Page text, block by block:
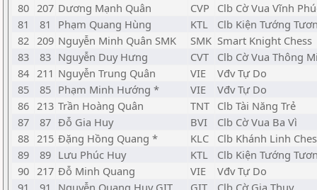
80 207 Dương Mạnh Quân CVP
Clb Cờ Vua Vĩnh
81
81 Phạm Quang Hùng KTL
Clb Kiện Tướng
82 209 Nguyễn Minh Quân SMK SMK Smart Knight Chess
83
83 Nguyễn Duy Hưng CVT
Clb Cờ Vua Thông
84 211 Nguyễn Trung Quân VIE
Vđv Tự Do
85
85 Phạm Minh Hướng * VIE
Vđv Tự Do
86 213 Trần Hoàng Quân TNT Clb Tài Năng Trẻ
87
87 Đỗ Gia Huy BVI
Clb Cờ Vua Ba Vì
88 215 Đặng Hồng Quang * KLC
Clb Khánh Linh
89
89 Lưu Phúc Huy KTL
Clb Kiện Tướng
90 217 Đỗ Minh Quang VIE
Vđv Tự Do
91
91 Nguyễn Quang Huy GIT GIT Clb Cờ Gia Thụy